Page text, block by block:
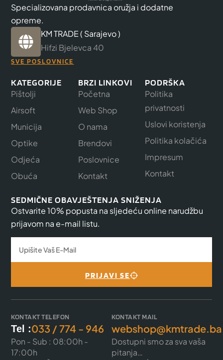
Specializovana prodavnica oružja i dodatne
opreme.
KM TRADE ( Sarajevo )
Hifzi Bjelevca 40
SVE POSLOVNICE
KATEGORIJE
Pištolji
Airsoft
Municija
Optike
Odjeća
Obuća
BRZI LINKOVI
Početna
Web Shop
O nama
Brendovi
Poslovnice
Kontakt
PODRŠKA
Politika
privatnosti
Uslovi koristenja
Politika kolačića
Impresum
Kontakt
SEDMIČNE OBAVJEŠTENJA SNIŽENJA
Ostvarite 10% popusta na sljedeću online narudžbu
prijavom na e-mail listu.
PRIJAVI SE
KONTAKT TELEFON
Tel :033 / 774 - 946
Pon - Sub : 08:00h -
17:00h
KONTAKT MAIL
webshop@kmtrade.ba
Dostupni smo za sva vaša
pitanja…